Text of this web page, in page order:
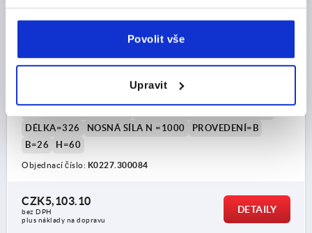
Povolit vše
Upravit
TRUBKOVÉ MADLO, PROV.:B, A=300, L=326, D=M08x20
BARVA ZÁKLADNÍHO TĚLESA=ŽEBROVANÝ ČERNÝ
DÉLKA=326
NOSNÁ SÍLA N =1000
PROVEDENÍ=B
B=26
H=60
Objednací číslo: K0227.300084
CZK5,103.10
bez DPH
plus náklady na dopravu
DETAILY